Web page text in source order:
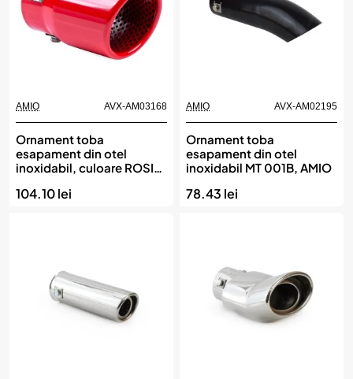
AMIO AVX-AM03168
Ornament toba
esapament din otel
inoxidabil, culoare ROSIE,
104.10 lei
AMIO AVX-AM02195
Ornament toba
esapament din otel
inoxidabil MT 001B, AMIO
78.43 lei